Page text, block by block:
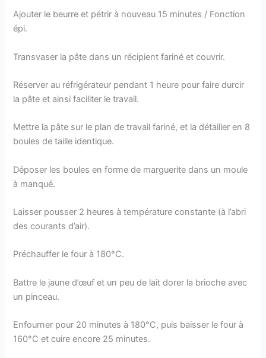
Ajouter le beurre et pétrir à nouveau 15 minutes / Fonction
épi.
Transvaser la pâte dans un récipient fariné et couvrir.
Réserver au réfrigérateur pendant 1 heure pour faire durcir
la pâte et ainsi faciliter le travail.
Mettre la pâte sur le plan de travail fariné, et la détailler en 8
boules de taille identique.
Déposer les boules en forme de marguerite dans un moule
à manqué.
Laisser pousser 2 heures à température constante (à l’abri
des courants d’air).
Préchauffer le four à 180°C.
Battre le jaune d’œuf et un peu de lait dorer la brioche avec
un pinceau.
Enfourner pour 20 minutes à 180°C, puis baisser le four à
160°C et cuire encore 25 minutes.